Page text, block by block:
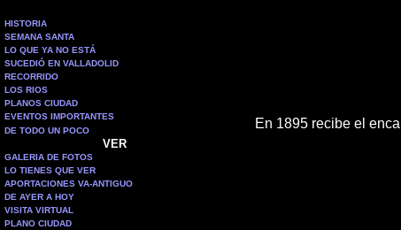
HISTORIA
SEMANA SANTA
LO QUE YA NO ESTÁ
SUCEDIÓ EN VALLADOLID
RECORRIDO
LOS RIOS
PLANOS CIUDAD
EVENTOS IMPORTANTES
DE TODO UN POCO
VER
GALERIA DE FOTOS
LO TIENES QUE VER
APORTACIONES VA-ANTIGUO
DE AYER A HOY
VISITA VIRTUAL
PLANO CIUDAD
En 1895 recibe el